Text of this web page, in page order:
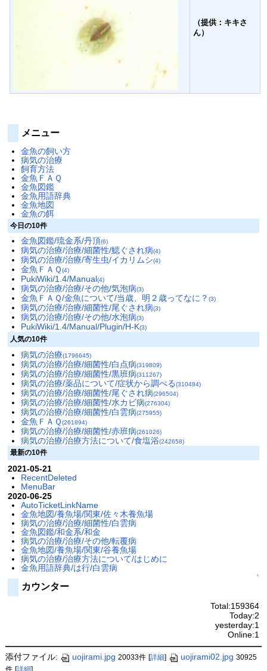
（提供：キキさ
ん）
メニュー
金魚の飼い方
病気の治療
飼育方法
金魚ＦＡＱ
金魚図鑑
金魚用語辞典
金魚地図
金魚の餌
今日の10件
金魚図鑑/琉金系/丹頂(6)
病気の治療/治療/細菌性/鰓ぐされ病(4)
病気の治療/治療/寄生虫/イカリムシ(4)
金魚ＦＡＱ(4)
PukiWiki/1.4/Manual(4)
病気の治療/治療/その他/気泡病(3)
金魚ＦＡＱ/金魚について/当歳、明２歳ってなに？ (3)
病気の治療/治療/細菌性/尾ぐされ病(3)
病気の治療/治療/その他/水泡病(3)
PukiWiki/1.4/Manual/Plugin/H-K(3)
人気の10件
病気の治療(1796645)
病気の治療/治療/細菌性/白点病(319809)
病気の治療/治療/細菌性/黒班病(311267)
病気の治療/薬品について/症状から調べる(310484)
病気の治療/治療/細菌性/尾ぐされ病(296504)
病気の治療/治療/細菌性/水カビ病(276304)
病気の治療/治療/細菌性/白雲病(275955)
金魚ＦＡＱ(261894)
病気の治療/治療/細菌性/赤班病(261026)
病気の治療/治療方法について/食塩浴(242658)
最新の10件
2021-05-21
RecentDeleted
MenuBar
2020-06-25
AutoTicketLinkName
金魚地図/養魚場/関東/佐々木養魚場
病気の治療/治療/細菌性/白雲病
金魚図鑑/和金系/和金
病気の治療/治療/その他/転覆病
金魚地図/養魚場/関東/谷養魚場
病気の治療/治療方法について/はじめに
金魚用語辞典/は行/白雲病
↑
カウンター
Total:159364
Today:2
yesterday:1
Online:1
添付ファイル: uojirami.jpg 20033件 詳細 uojirami02.jpg 30925
件 [詳細]